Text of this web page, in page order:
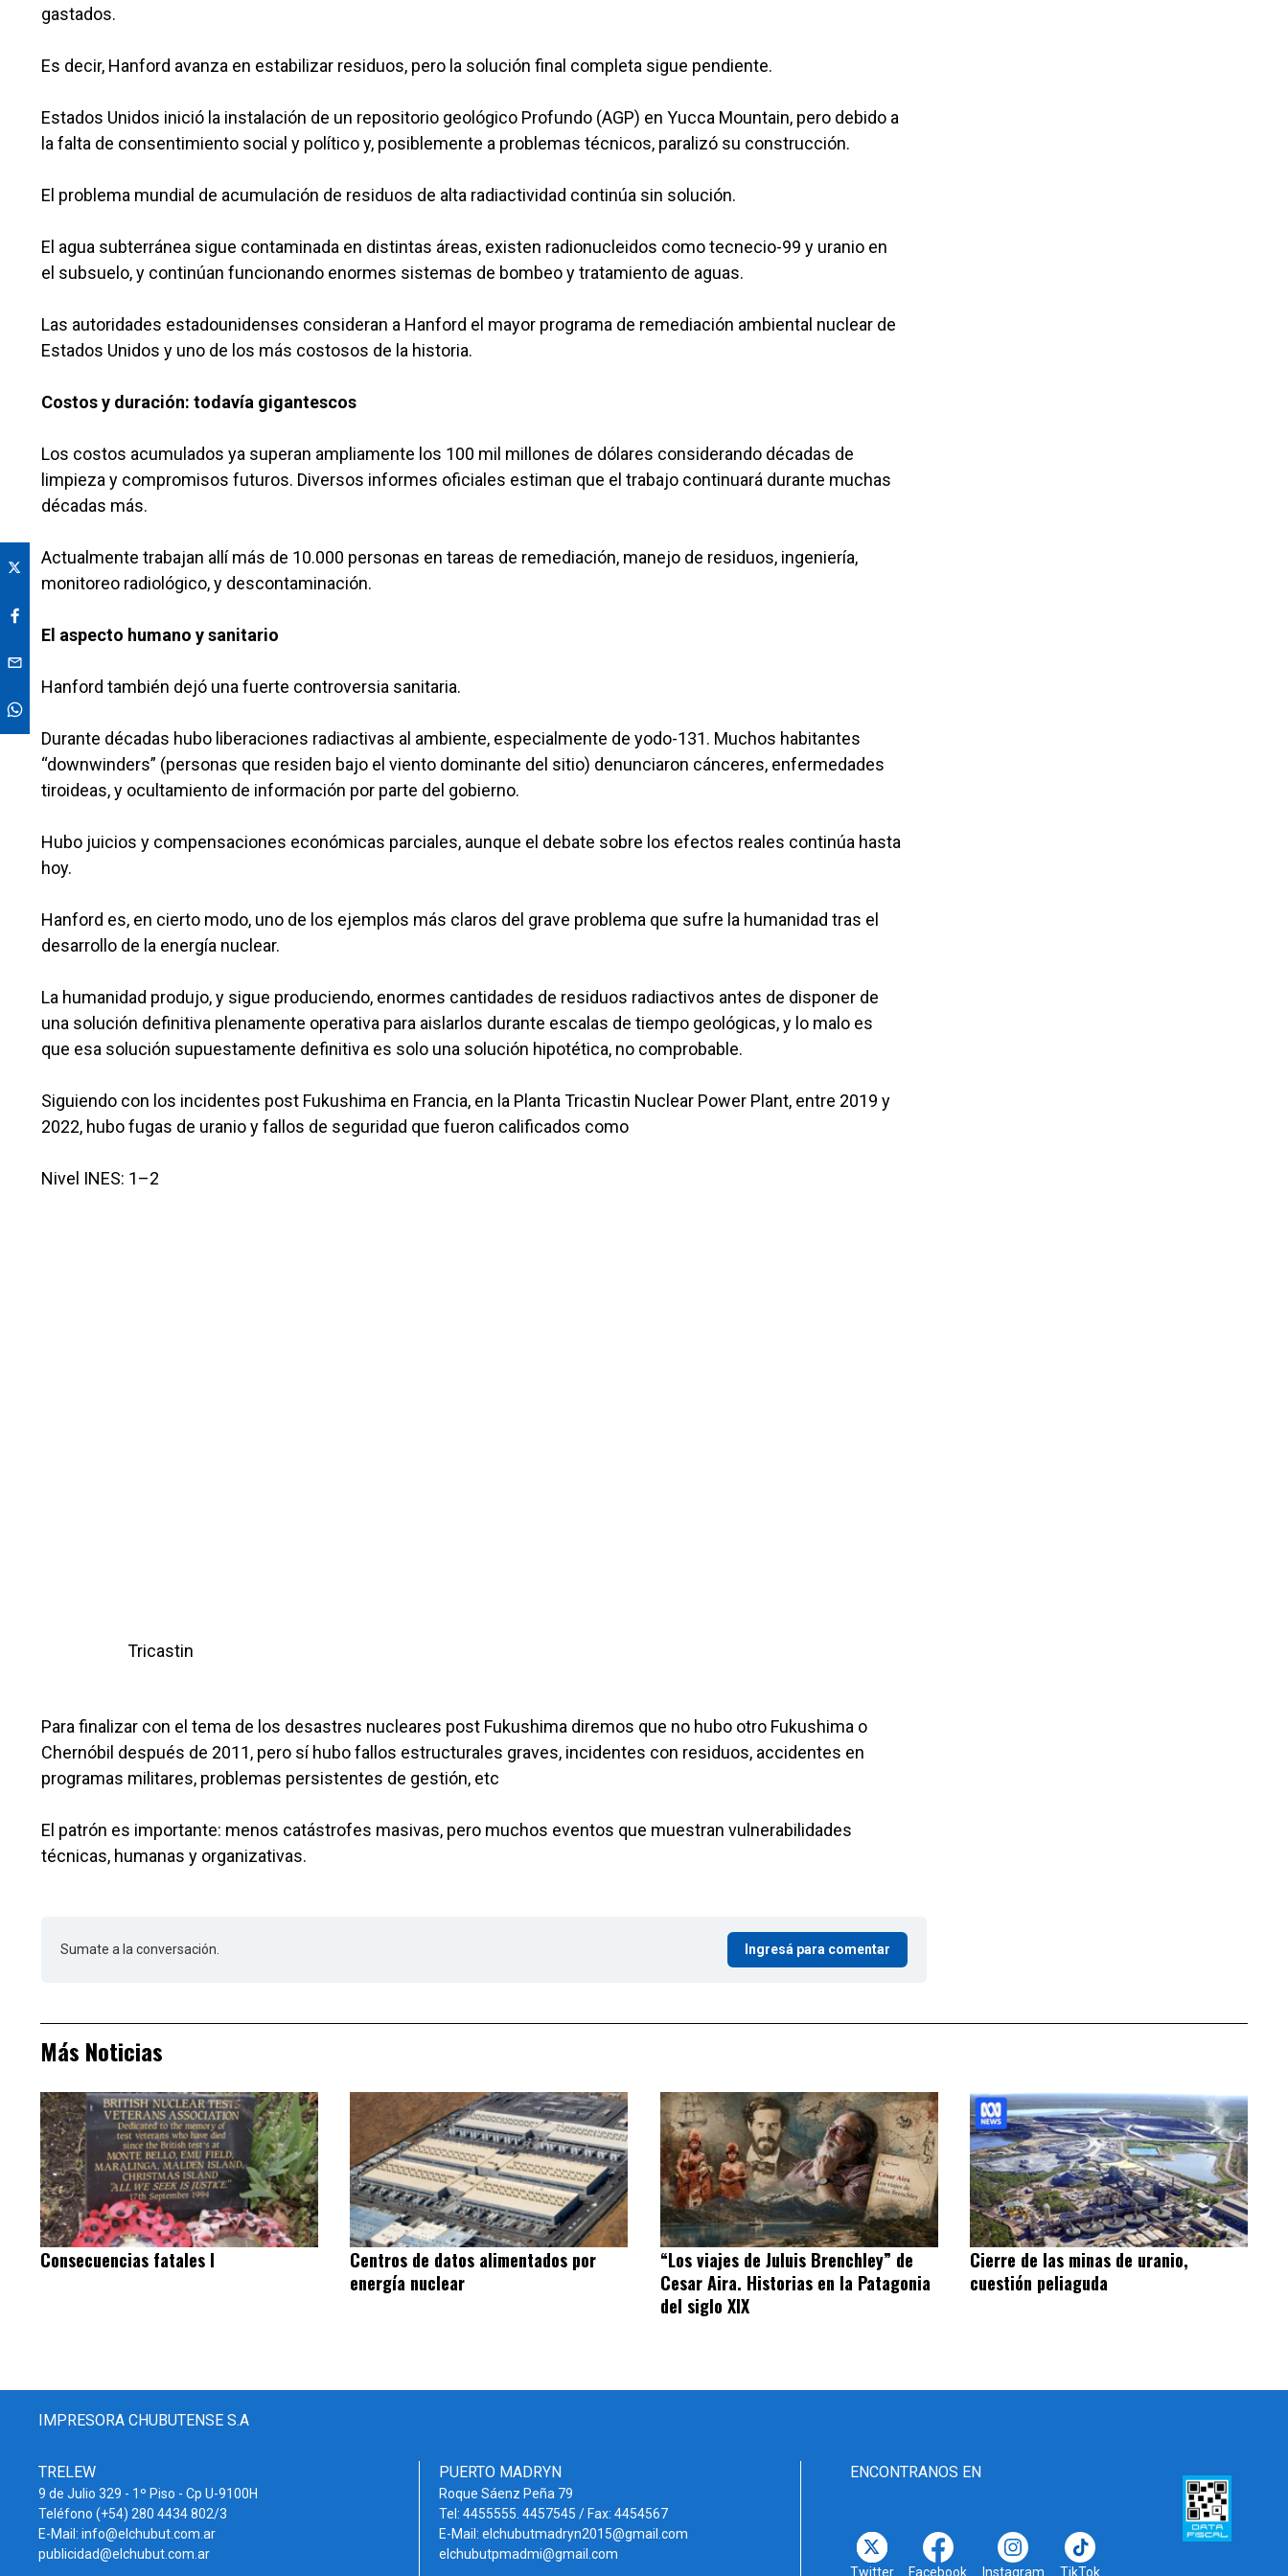
gastados.
Es decir, Hanford avanza en estabilizar residuos, pero la solución final completa sigue pendiente.
Estados Unidos inició la instalación de un repositorio geológico Profundo (AGP) en Yucca Mountain, pero debido a
la falta de consentimiento social y político y, posiblemente a problemas técnicos, paralizó su construcción.
El problema mundial de acumulación de residuos de alta radiactividad continúa sin solución.
El agua subterránea sigue contaminada en distintas áreas, existen radionucleidos como tecnecio-99 y uranio en
el subsuelo, y continúan funcionando enormes sistemas de bombeo y tratamiento de aguas.
Las autoridades estadounidenses consideran a Hanford el mayor programa de remediación ambiental nuclear de
Estados Unidos y uno de los más costosos de la historia.
Costos y duración: todavía gigantescos
Los costos acumulados ya superan ampliamente los 100 mil millones de dólares considerando décadas de
limpieza y compromisos futuros. Diversos informes oficiales estiman que el trabajo continuará durante muchas
décadas más.
Actualmente trabajan allí más de 10.000 personas en tareas de remediación, manejo de residuos, ingeniería,
monitoreo radiológico, y descontaminación.
El aspecto humano y sanitario
Hanford también dejó una fuerte controversia sanitaria.
Durante décadas hubo liberaciones radiactivas al ambiente, especialmente de yodo-131. Muchos habitantes
“downwinders” (personas que residen bajo el viento dominante del sitio) denunciaron cánceres, enfermedades
tiroideas, y ocultamiento de información por parte del gobierno.
Hubo juicios y compensaciones económicas parciales, aunque el debate sobre los efectos reales continúa hasta
hoy.
Hanford es, en cierto modo, uno de los ejemplos más claros del grave problema que sufre la humanidad tras el
desarrollo de la energía nuclear.
La humanidad produjo, y sigue produciendo, enormes cantidades de residuos radiactivos antes de disponer de
una solución definitiva plenamente operativa para aislarlos durante escalas de tiempo geológicas, y lo malo es
que esa solución supuestamente definitiva es solo una solución hipotética, no comprobable.
Siguiendo con los incidentes post Fukushima en Francia, en la Planta Tricastin Nuclear Power Plant, entre 2019 y
2022, hubo fugas de uranio y fallos de seguridad que fueron calificados como
Nivel INES: 1–2
Tricastin
Para finalizar con el tema de los desastres nucleares post Fukushima diremos que no hubo otro Fukushima o
Chernóbil después de 2011, pero sí hubo fallos estructurales graves, incidentes con residuos, accidentes en
programas militares, problemas persistentes de gestión, etc
El patrón es importante: menos catástrofes masivas, pero muchos eventos que muestran vulnerabilidades
técnicas, humanas y organizativas.
Sumate a la conversación. Ingresá para comentar
Más Noticias
Consecuencias fatales I
Centros de datos alimentados por
energía nuclear
“Los viajes de Juluis Brenchley” de
Cesar Aira. Historias en la Patagonia
del siglo XIX
Cierre de las minas de uranio,
cuestión peliaguda
IMPRESORA CHUBUTENSE S.A
TRELEW
9 de Julio 329 - 1º Piso - Cp U-9100H
Teléfono (+54) 280 4434 802/3
E-Mail: info@elchubut.com.ar
publicidad@elchubut.com.ar
PUERTO MADRYN
Roque Sáenz Peña 79
Tel: 4455555. 4457545 / Fax: 4454567
E-Mail: elchubutmadryn2015@gmail.com
elchubutpmadmi@gmail.com
ENCONTRANOS EN
Twitter Facebook Instagram TikTok